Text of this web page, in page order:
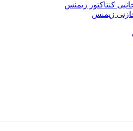
کنتاکتور زیمنس
زیمنس